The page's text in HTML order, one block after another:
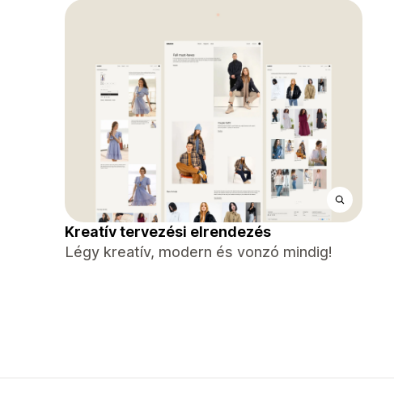
Kreatív tervezési elrendezés
Légy kreatív, modern és vonzó mindig!